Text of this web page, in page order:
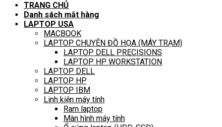
TRANG CHỦ
Danh sách mặt hàng
LAPTOP USA
MACBOOK
LAPTOP CHUYÊN ĐỒ HỌA (MÁY TRẠM)
LAPTOP DELL PRECISIONS
LAPTOP HP WORKSTATION
LAPTOP DELL
LAPTOP HP
LAPTOP IBM
Linh kiện máy tính
Ram laptop
Màn hình máy tính